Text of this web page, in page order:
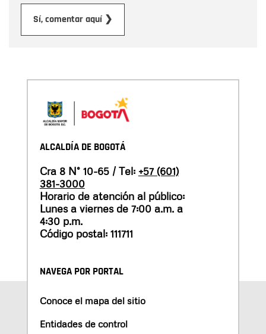
Sí, comentar aquí ❯
ALCALDÍA DE BOGOTÁ
Cra 8 N° 10-65 / Tel: +57 (601)
381-3000
Horario de atención al público:
Lunes a viernes de 7:00 a.m. a
4:30 p.m.
Código postal: 111711
NAVEGA POR PORTAL
Conoce el mapa del sitio
Entidades de control